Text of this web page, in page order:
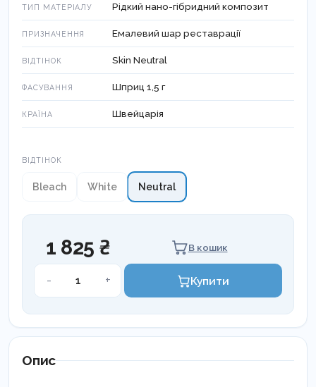
ТИП МАТЕРІАЛУ Рідкий нано-гібридний композит
ПРИЗНАЧЕННЯ Емалевий шар реставрації
ВІДТІНОК Skin Neutral
ФАСУВАННЯ Шприц 1,5 г
КРАЇНА Швейцарія
ВІДТІНОК
Bleach White Neutral
1 825 ₴ В кошик
-
INSPIRO
Емаль,
шприц
+ Купити
Опис